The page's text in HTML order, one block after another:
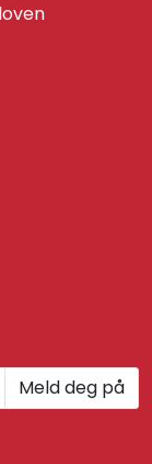
Meld deg på